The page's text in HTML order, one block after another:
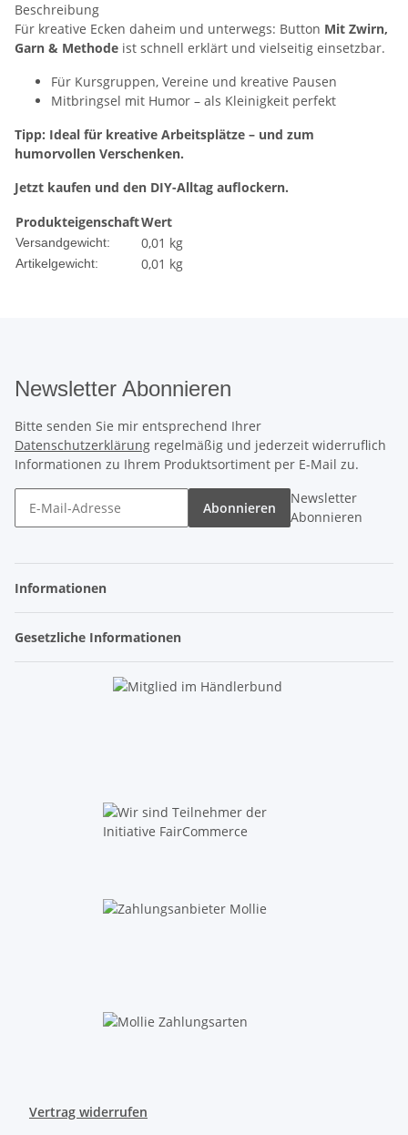
Beschreibung
Für kreative Ecken daheim und unterwegs: Button Mit Zwirn,
Garn & Methode ist schnell erklärt und vielseitig einsetzbar.
Für Kursgruppen, Vereine und kreative Pausen
Mitbringsel mit Humor – als Kleinigkeit perfekt
Tipp: Ideal für kreative Arbeitsplätze – und zum
humorvollen Verschenken.
Jetzt kaufen und den DIY-Alltag auflockern.
ProdukteigenschaftWert
Versandgewicht: 0,01 kg
Artikelgewicht: 0,01 kg
Newsletter Abonnieren
Bitte senden Sie mir entsprechend Ihrer
Datenschutzerklärung regelmäßig und jederzeit widerruflich
Informationen zu Ihrem Produktsortiment per E-Mail zu.
Abonnieren
Newsletter
Abonnieren
Informationen
Gesetzliche Informationen
Vertrag widerrufen